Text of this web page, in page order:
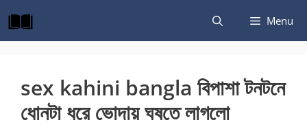
to
content
Menu
sex kahini bangla বিপাশা টনটনে
ধোনটা ধরে ভোদায় ঘষতে লাগলো